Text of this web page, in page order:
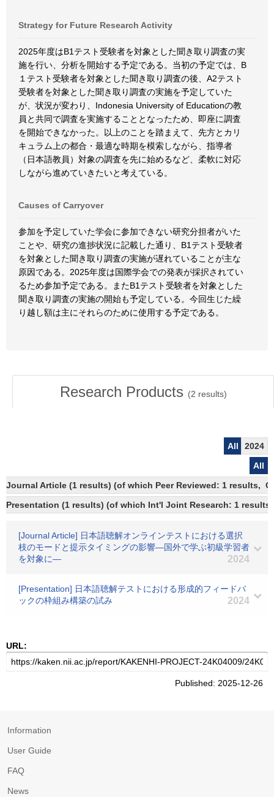
Strategy for Future Research Activity
2025年度はB1テスト受験者を対象とした聞き取り調査の実
施を行い、分析を開始する予定である。当初の予定では、B
１テスト受験者を対象とした聞き取り調査の後、A2テスト
受験者を対象とした聞き取り調査の実施を予定していた
が、状況が変わり、Indonesia University of Educationの教
員と共同で調査を実施することとなったため、即座に調査
を開始できなかった。以上のことを踏まえて、先方とカリ
キュラム上の都合・最適な時期を模索しながら、指導者
（日本語教員）対象の調査を先に始めるなど、柔軟に対応
しながら進めていきたいと考えている。
Causes of Carryover
参加を予定していた学会に参加できない研究分担者がいた
ことや、研究の進捗状況に記載した通り、B1テスト受験者
を対象とした聞き取り調査の実施が遅れていることが主な
原因である。2025年度は国際学会での発表が採択されてい
るため参加予定である。またB1テスト受験者を対象とした
聞き取り調査の実施の開始も予定している。今回生じた繰
り越し額は主にそれらのために使用する予定である。
Research Products (2 results)
All
2024
All
Journal Article (1 results) (of which Peer Reviewed: 1 results,
Presentation (1 results) (of which Int'l Joint Research: 1 results)
[Journal Article] 日本語聴解オンラインテストにおける選択
枝のモードと提示タイミングの影響―国外で学ぶ初級学習者
を対象に―
2024
[Presentation] 日本語聴解テストにおける形成的フィードバ
ックの枠組み構築の試み
2024
URL:
Published: 2025-12-26
Information
User Guide
FAQ
News